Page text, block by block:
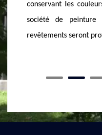
la
vos
mesure d’apporter
votre toit a besoin
précoce, tout en